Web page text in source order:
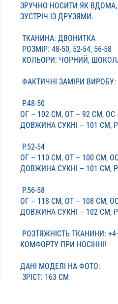
ЗРУЧНО НОСИТИ ЯК ВДОМА,
ЗУСТРІЧ ІЗ ДРУЗЯМИ.
ТКАНИНА: ДВОНИТКА
РОЗМІР: 48-50, 52-54, 56-58
КОЛЬОРИ: ЧОРНИЙ,
ФАКТИЧНІ ЗАМІРИ ВИРОБУ:
Р.48-50
ОГ – 102 СМ, ОТ – 92 СМ, ОС
ДОВЖИНА СУКНІ – 101 СМ,
Р.52-54
ОГ – 110 СМ, ОТ – 100 СМ,
ДОВЖИНА СУКНІ – 101 СМ,
Р.56-58
ОГ – 118 СМ, ОТ – 108 СМ,
ДОВЖИНА СУКНІ – 102 СМ,
РОЗТЯЖНІСТЬ ТКАНИНИ:
КОМФОРТУ ПРИ НОСІННІ!
ДАНІ МОДЕЛІ НА ФОТО:
ЗРІСТ: 163 СМ